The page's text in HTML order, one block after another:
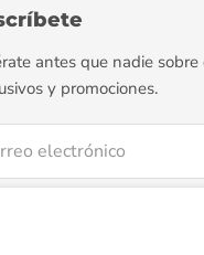
antes que nadie sobre
y promociones.
electrónico